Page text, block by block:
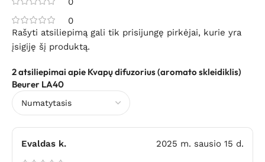
0
2 atsiliepimai apie Kvapų difuzorius (aromato skleidiklis)
Beurer LA40
Evaldas k. 2025 m. sausio 15 d.
Rašyti atsiliepimą gali tik prisijungę pirkėjai, kurie yra
įsigiję šį produktą.